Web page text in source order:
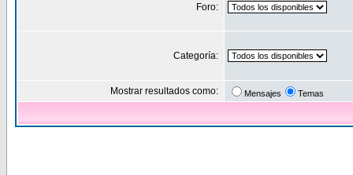
Foro:
Categoría:
Mostrar resultados como: Mensajes Temas